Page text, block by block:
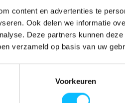
content en advertenties te
Ook delen we informatie
Deze partners kunnen
verzameld op basis van uw
Voorkeuren
Niet
groen Bepaalde
en stofkwaliteit
EAN